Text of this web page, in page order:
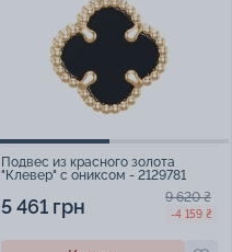
Подвес из красного золота
"Клевер" с ониксом - 2129781
5 461 грн 9 620 ₴
-4 159 ₴